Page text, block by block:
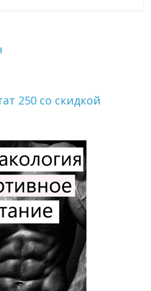
250 со скидкой